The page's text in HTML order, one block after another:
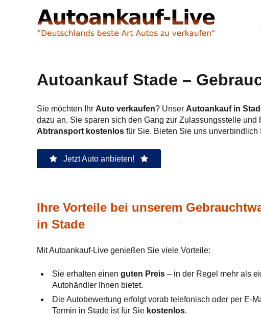
Autoankauf Stade –
Sie möchten Ihr Auto verkaufen? Unser Autoankauf in
dazu an. Sie sparen sich den Gang zur Zulassungsstelle
Abtransport kostenlos für Sie. Bieten Sie uns unverbindlich
Jetzt Auto anbieten!
Ihre Vorteile bei unserem
in Stade
Mit Autoankauf-Live genießen Sie viele Vorteile:
Sie erhalten einen guten Preis – in der Regel mehr als
Autohändler Ihnen bietet.
Die Autobewertung erfolgt vorab telefonisch oder per E-
Termin in Stade ist für Sie kostenlos.